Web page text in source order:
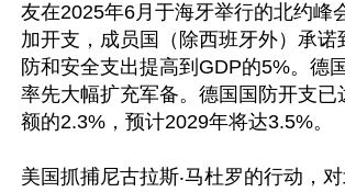
友在2025年6月于海牙举行的北约峰
加开支，成员国（除西班牙外）承诺
防和安全支出提高到GDP的5%。德
率先大幅扩充军备。德国国防开支已
额的2.3%，预计2029年将达3.5%。
美国抓捕尼古拉斯‧马杜罗的行动，